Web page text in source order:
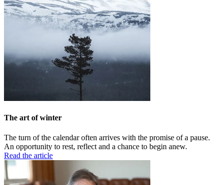
The art of winter
The turn of the calendar often arrives with the promise of a pause.
An opportunity to rest, reflect and a chance to begin anew.
Read the article